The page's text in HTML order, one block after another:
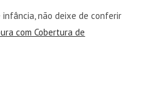
infância, não deixe de conferir
com Cobertura de